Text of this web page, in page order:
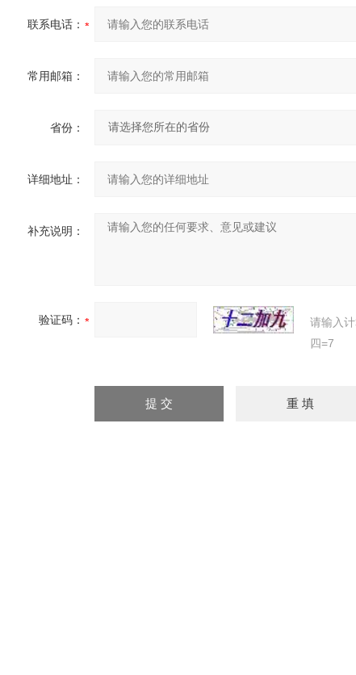
联系电话：
常用邮箱：
省份：
详细地址：
补充说明：
验证码：
请输入
四=7